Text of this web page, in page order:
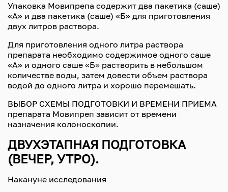
Упаковка Мовипрепа содержит два пакетика (саше)
«А» и два пакетика (саше) «Б» для приготовления
двух литров раствора.
Для приготовления одного литра раствора
препарата необходимо содержимое одного саше
«А» и одного саше «Б» растворить в небольшом
количестве воды, затем довести объем раствора
водой до одного литра и хорошо перемешать.
ВЫБОР СХЕМЫ ПОДГОТОВКИ И ВРЕМЕНИ ПРИЕМА
препарата Мовипреп зависит от времени
назначения колоноскопии.
ДВУХЭТАПНАЯ ПОДГОТОВКА
(ВЕЧЕР, УТРО).
Накануне исследования